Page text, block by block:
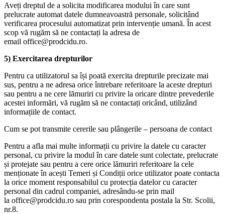
Aveți dreptul de a solicita modificarea modului în care sunt
prelucrate automat datele dumneavoastră personale, solicitând
verificarea procesului automatizat prin intervenție umană. În acest
scop vă rugăm să ne contactați la adresa de
email office@prodcidu.ro.
5) Exercitarea drepturilor
Pentru ca utilizatorul sa își poată exercita drepturile precizate mai
sus, pentru a ne adresa orice întrebare referitoare la aceste drepturi
sau pentru a ne cere lămuriri cu privire la oricare dintre prevederile
acestei informări, vă rugăm să ne contactați oricând, utilizând
informațiile de contact.
Cum se pot transmite cererile sau plângerile – persoana de contact
Pentru a afla mai multe informații cu privire la datele cu caracter
personal, cu privire la modul în care datele sunt colectate, prelucrate
și protejate sau pentru a cere orice lămuriri referitoare la cele
menționate în acești Temeri și Condiții orice utilizator poate contacta
la orice moment responsabilul cu protecția datelor cu caracter
personal din cadrul companiei, adresându-se prin mail
la office@prodcidu.ro sau prin corespondenta postala la Str. Scolii,
nr.8.